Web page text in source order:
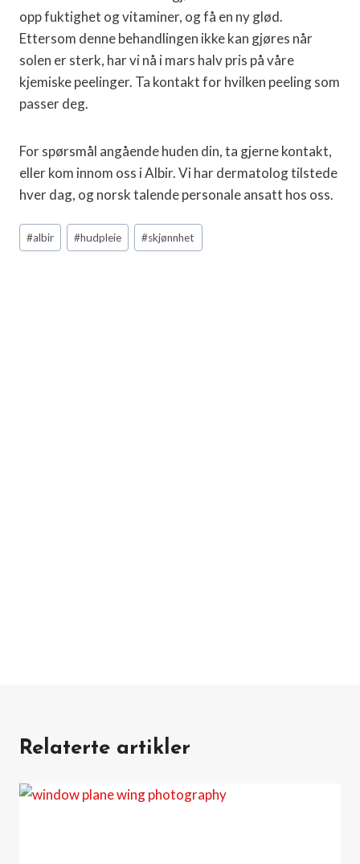
opp fuktighet og vitaminer, og få en ny glød.
Ettersom denne behandlingen ikke kan gjøres når
solen er sterk, har vi nå i mars halv pris på våre
kjemiske peelinger. Ta kontakt for hvilken peeling som
passer deg.
For spørsmål angående huden din, ta gjerne kontakt,
eller kom innom oss i Albir. Vi har dermatolog tilstede
hver dag, og norsk talende personale ansatt hos oss.
Post
Tags:
#albir #hudpleie #skjønnhet
Relaterte artikler